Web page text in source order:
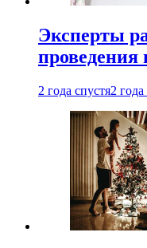
Эксперты
проведения
2 года спустя2 года